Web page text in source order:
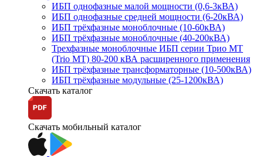
ИБП однофазные малой мощности (0,6-3кВА)
ИБП однофазные средней мощности (6-20кВА)
ИБП трёхфазные моноблочные (10-60кВА)
ИБП трёхфазные моноблочные (40-200кВА)
Трехфазные моноблочные ИБП серии Трио МТ
(Trio MT) 80-200 кВА расширенного применения
ИБП трёхфазные трансформаторные (10-500кВА)
ИБП трёхфазные модульные (25-1200кВА)
Скачать каталог
Скачать мобильный каталог